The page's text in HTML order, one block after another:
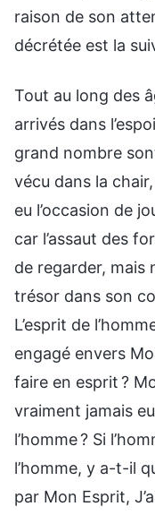
raison de son
décrétée est la
Tout au long des
arrivés dans
grand nombre
vécu dans la
eu l’occasion de
car l’assaut des
de regarder, mais
trésor dans son
L’esprit de
engagé envers
faire en esprit ?
vraiment jamais
l’homme ? Si
l’homme, y a-t-il
par Mon Esprit,